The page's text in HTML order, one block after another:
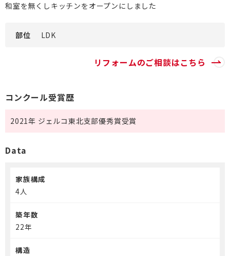
エクステリアリフォーム
非住宅リノベーション
ご高齢者のためのリフォーム
お身体の不自由な方のリフォーム
バリアフリー施工事例
リフォーム補助金
オフィスリフォーム
空き家・空き室の活用
新着情報
お問合わせ
和室を無くしキッチンをオープンにしました
部位 LDK
リフォームのご相談はこちら
コンクール受賞歴
2021年 ジェルコ東北支部優秀賞受賞
Data
家族構成
4人
築年数
22年
構造